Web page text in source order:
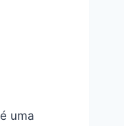
é uma